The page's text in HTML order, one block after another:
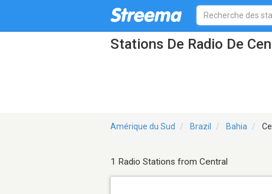
Stations De Radio De
Amérique du Sud Brazil Bahia
1 Radio Stations from Central